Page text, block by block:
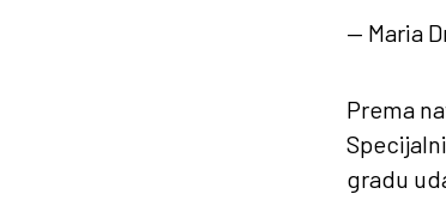
— Maria
Prema
gradu